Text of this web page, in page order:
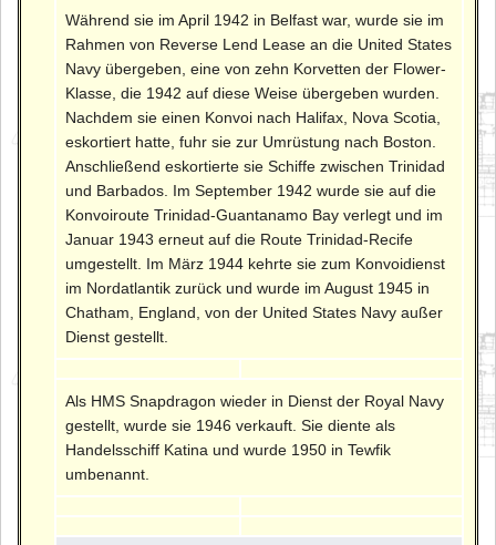
Während sie im April 1942 in Belfast war, wurde sie im
Rahmen von Reverse Lend Lease an die United States
Navy übergeben, eine von zehn Korvetten der Flower-
Klasse, die 1942 auf diese Weise übergeben wurden.
Nachdem sie einen Konvoi nach Halifax, Nova Scotia,
eskortiert hatte, fuhr sie zur Umrüstung nach Boston.
Anschließend eskortierte sie Schiffe zwischen Trinidad
und Barbados. Im September 1942 wurde sie auf die
Konvoiroute Trinidad-Guantanamo Bay verlegt und im
Januar 1943 erneut auf die Route Trinidad-Recife
umgestellt. Im März 1944 kehrte sie zum Konvoidienst
im Nordatlantik zurück und wurde im August 1945 in
Chatham, England, von der United States Navy außer
Dienst gestellt.
Als HMS Snapdragon wieder in Dienst der Royal Navy
gestellt, wurde sie 1946 verkauft. Sie diente als
Handelsschiff Katina und wurde 1950 in Tewfik
umbenannt.